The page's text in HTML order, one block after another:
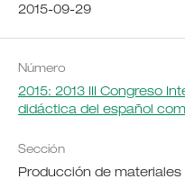
2015-09-29
Número
2015: 2013 III Congreso
didáctica del español
Sección
Producción de materiales